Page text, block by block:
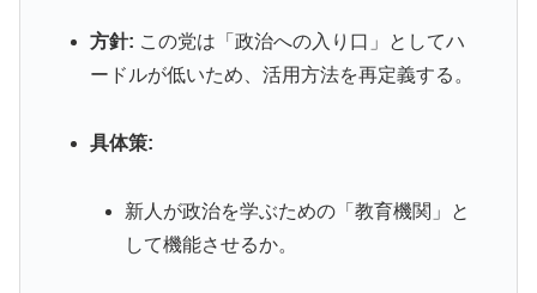
方針: この党は「政治への入り口」としてハ
ードルが低いため、活用方法を再定義する。
具体策:
新人が政治を学ぶための「教育機関」と
して機能させるか。